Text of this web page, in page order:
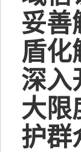
妥善
盾化
深入
大限
护群